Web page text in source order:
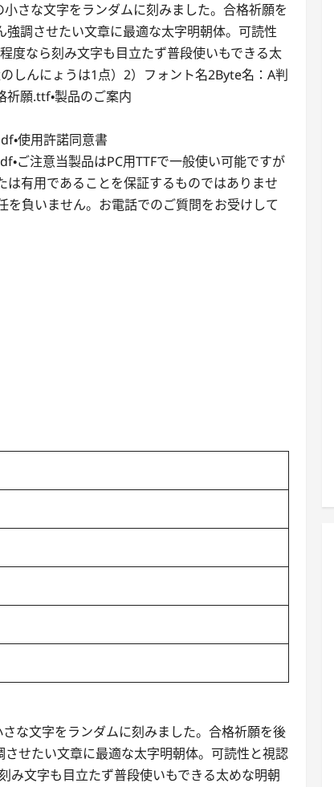
さな文字をランダムに刻みました。合格祈願を
調させたい文章に最適な太字明朝体。可読性
度なら刻み文字も目立たず普段使いもできる太
しんにょうは1点）2）フォント名2Byte名：A判
願.ttf・製品のご案内
使用許諾同意書
注意当製品はPC用TTFで一般使い可能ですが
有用であることを保証するものではありませ
負いません。お電話でのご質問をお受けして
な文字をランダムに刻みました。合格祈願を後
せたい文章に最適な太字明朝体。可読性と視認
み文字も目立たず普段使いもできる太めな明朝